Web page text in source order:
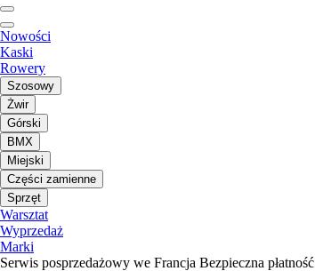
Nowości
Kaski
Rowery
Szosowy
Żwir
Górski
BMX
Miejski
Części zamienne
Sprzęt
Warsztat
Wyprzedaż
Marki
Serwis posprzedażowy we Francja Bezpieczna płatność